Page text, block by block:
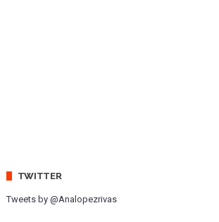
TWITTER
Tweets by @Analopezrivas